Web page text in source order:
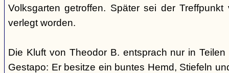
Volksgarten getroffen. Später sei der
verlegt worden.
Die Kluft von Theodor B. entsprach nur in
Gestapo: Er besitze ein buntes Hemd, Stiefeln